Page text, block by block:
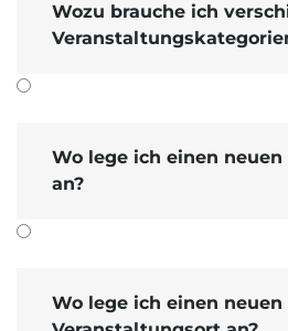
Wozu brauche ich
Wo lege ich einen
an?
Wo lege ich einen neuen